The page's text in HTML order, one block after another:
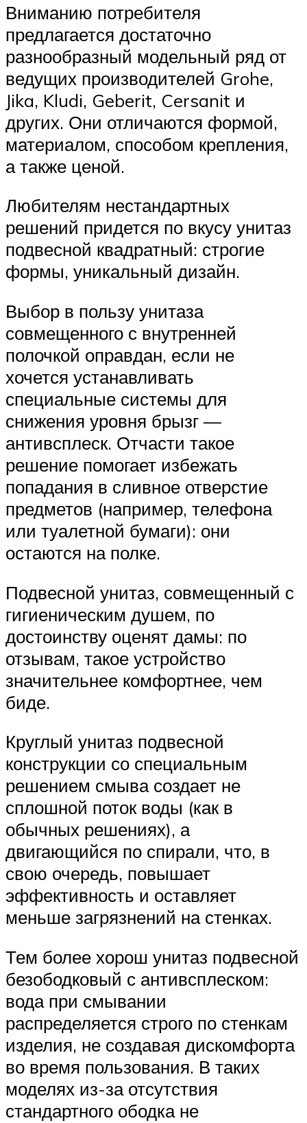
Вниманию потребителя
предлагается достаточно
разнообразный модельный ряд от
ведущих производителей Grohe,
Jika, Kludi, Geberit, Cersanit и
других. Они отличаются формой,
материалом, способом крепления,
а также ценой.
Любителям нестандартных
решений придется по вкусу унитаз
подвесной квадратный: строгие
формы, уникальный дизайн.
Выбор в пользу унитаза
совмещенного с внутренней
полочкой оправдан, если не
хочется устанавливать
специальные системы для
снижения уровня брызг —
антивсплеск. Отчасти такое
решение помогает избежать
попадания в сливное отверстие
предметов (например, телефона
или туалетной бумаги): они
остаются на полке.
Подвесной унитаз, совмещенный с
гигиеническим душем, по
достоинству оценят дамы: по
отзывам, такое устройство
значительнее комфортнее, чем
биде.
Круглый унитаз подвесной
конструкции со специальным
решением смыва создает не
сплошной поток воды (как в
обычных решениях), а
двигающийся по спирали, что, в
свою очередь, повышает
эффективность и оставляет
меньше загрязнений на стенках.
Тем более хорош унитаз подвесной
безободковый с антивсплеском:
вода при смывании
распределяется строго по стенкам
изделия, не создавая дискомфорта
во время пользования. В таких
моделях из-за отсутствия
стандартного ободка не